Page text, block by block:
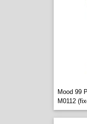
Mood 99
M0112